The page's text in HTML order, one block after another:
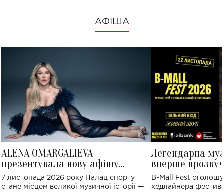
АФІША
ALENA OMARGALIEVA
презентувала нову афішу
великого концерту в Палаці
спорту
7 листопада 2026 року Палац спорту
стане місцем великої музичної історії —
Легендарна
вперше
Україні: де
B-Mall Fest
хедлайнера